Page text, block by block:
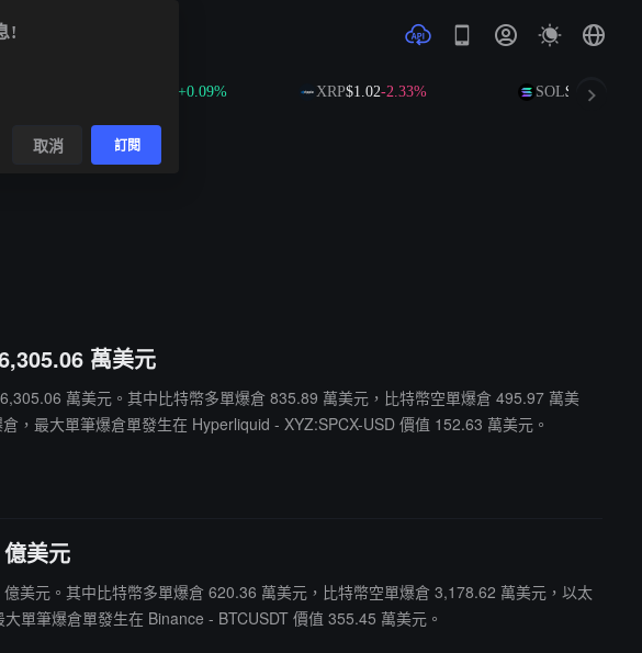
+0.09% XRP$1.02-2.33% SOL $73.68 +0.47%
萬美元
萬美元。其中比特幣多單爆倉 835.89 萬美元，比特幣空單爆倉 495.97 萬美
最大單筆爆倉單發生在 Hyperliquid - XYZ:SPCX-USD 價值 152.63 萬美元。
美元
美元。其中比特幣多單爆倉 620.36 萬美元，比特幣空單爆倉 3,178.62 萬美元，以太
單筆爆倉單發生在 Binance - BTCUSDT 價值 355.45 萬美元。
!
取消 訂閱